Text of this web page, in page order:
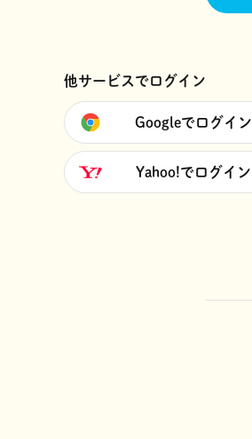
他サービスでログイン
Googleでログイン
Yahoo!でログイン